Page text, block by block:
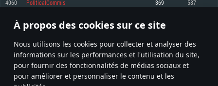
À propos des cookies sur ce site
Nous utilisons les cookies pour collecter et analyser des
informations sur les performances et l'utilisation du site,
pour fournir des fonctionnalités de médias sociaux et
pour améliorer et personnaliser le contenu et les
1060 et plus, Radeon RX 570 et plus.
Disque dur: 75.9 Go (client complet)
Carte graphique: Radeon Vega II ou plus avec support de Metal
Disque dur: 62,2 Go (client complet)
Carte graphique: NVIDIA 1060 avec les derniers drivers (moins de 6 mois) /
6 mois et supportant Vulkan
Connection: Connexion Internet à haut débit
Disque dur: 60,2 Go (client complet)
4060 PoliticalCommis 369 587
* Classement mis à jour quotidiennement
202 203 204 303